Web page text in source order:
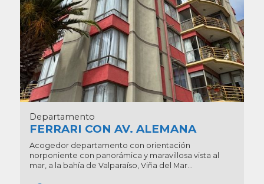
Departamento
FERRARI CON AV. ALEMANA
Acogedor departamento con orientación
norponiente con panorámica y maravillosa vista al
mar, a la bahía de Valparaíso, Viña del Mar...